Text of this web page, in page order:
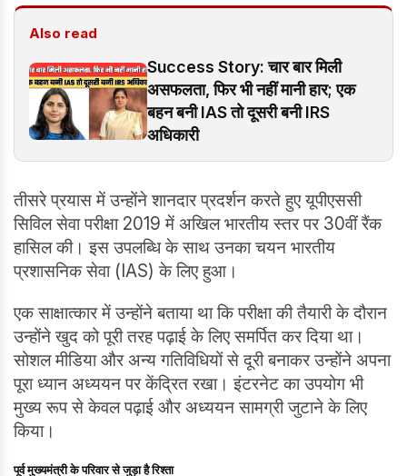
Also read
Success Story: चार बार मिली
असफलता, फिर भी नहीं मानी हार; एक
बहन बनी IAS तो दूसरी बनी IRS
अधिकारी
तीसरे प्रयास में उन्होंने शानदार प्रदर्शन करते हुए यूपीएससी
सिविल सेवा परीक्षा 2019 में अखिल भारतीय स्तर पर 30वीं रैंक
हासिल की। इस उपलब्धि के साथ उनका चयन भारतीय
प्रशासनिक सेवा (IAS) के लिए हुआ।
एक साक्षात्कार में उन्होंने बताया था कि परीक्षा की तैयारी के दौरान
उन्होंने खुद को पूरी तरह पढ़ाई के लिए समर्पित कर दिया था।
सोशल मीडिया और अन्य गतिविधियों से दूरी बनाकर उन्होंने अपना
पूरा ध्यान अध्ययन पर केंद्रित रखा। इंटरनेट का उपयोग भी
मुख्य रूप से केवल पढ़ाई और अध्ययन सामग्री जुटाने के लिए
किया।
पूर्व मुख्यमंत्री के परिवार से जुड़ा है रिश्ता